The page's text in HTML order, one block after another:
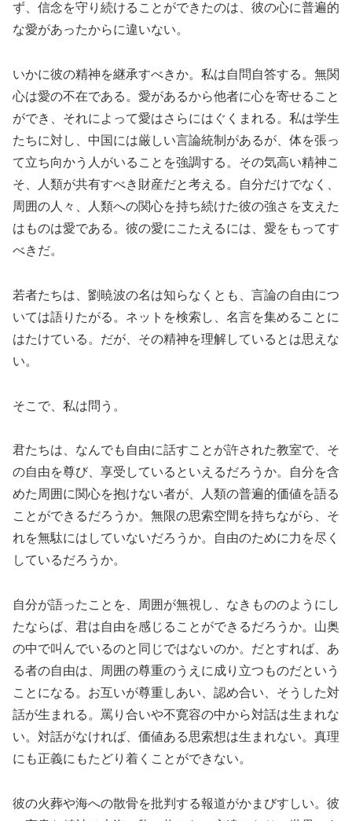
ず、信念を守り続けることができたのは、彼の心に普遍的
な愛があったからに違いない。
いかに彼の精神を継承すべきか。私は自問自答する。無関
心は愛の不在である。愛があるから他者に心を寄せること
ができ、それによって愛はさらにはぐくまれる。私は学生
たちに対し、中国には厳しい言論統制があるが、体を張っ
て立ち向かう人がいることを強調する。その気高い精神こ
そ、人類が共有すべき財産だと考える。自分だけでなく、
周囲の人々、人類への関心を持ち続けた彼の強さを支えた
はものは愛である。彼の愛にこたえるには、愛をもってす
べきだ。
若者たちは、劉暁波の名は知らなくとも、言論の自由につ
いては語りたがる。ネットを検索し、名言を集めることに
はたけている。だが、その精神を理解しているとは思えな
い。
そこで、私は問う。
君たちは、なんでも自由に話すことが許された教室で、そ
の自由を尊び、享受しているといえるだろうか。自分を含
めた周囲に関心を抱けない者が、人類の普遍的価値を語る
ことができるだろうか。無限の思索空間を持ちながら、そ
れを無駄にはしていないだろうか。自由のために力を尽く
しているだろうか。
自分が語ったことを、周囲が無視し、なきもののようにし
たならば、君は自由を感じることができるだろうか。山奥
の中で叫んでいるのと同じではないのか。だとすれば、あ
る者の自由は、周囲の尊重のうえに成り立つものだという
ことになる。お互いが尊重しあい、認め合い、そうした対
話が生まれる。罵り合いや不寛容の中から対話は生まれな
い。対話がなければ、価値ある思索想は生まれない。真理
にも正義にもたどり着くことができない。
彼の火葬や海への散骨を批判する報道がかまびすしい。彼